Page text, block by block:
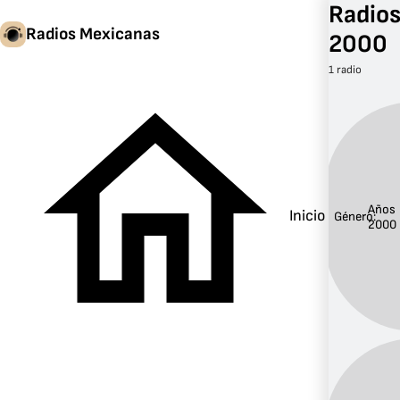
Radios Mexicanas
Inicio
2000
1 radio
Género:Años
2000